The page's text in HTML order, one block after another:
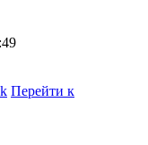
Перейти к